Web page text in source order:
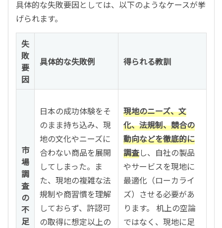
具体的な失敗要因としては、以下のようなケースが挙
げられます。
失
敗
要
因
具体的な失敗例 得られる教訓
市
場
調
査
の
不
足
日本の成功体験をそ
のまま持ち込み、現
地の文化やニーズに
合わない商品を展開
してしまった。ま
た、現地の複雑な法
規制や商習慣を理解
しておらず、許認可
の取得に想定以上の
現地のニーズ、文
化、法規制、競合の
動向などを徹底的に
調査し、自社の製品
やサービスを現地に
最適化（ローカライ
ズ）させる必要があ
ります。 机上の空論
ではなく、現地に足